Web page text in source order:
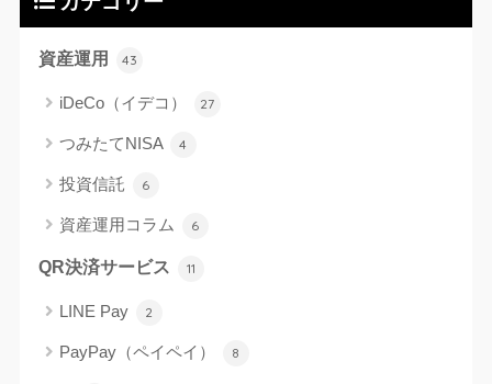
資産運用 43
iDeCo（イデコ） 27
つみたてNISA 4
投資信託 6
資産運用コラム 6
QR決済サービス 11
LINE Pay 2
PayPay（ペイペイ） 8